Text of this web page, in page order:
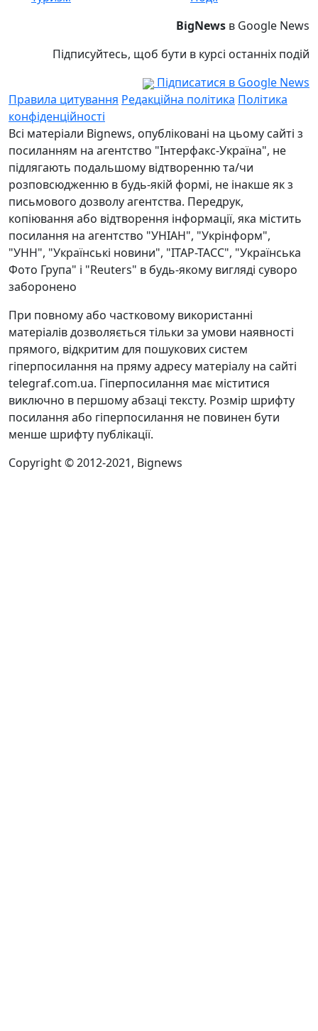
BigNews в Google News
Підписуйтесь, щоб бути в курсі останніх подій
Підписатися в Google News
Правила цитування Редакційна політика Політика
конфіденційності
Всі матеріали Bignews, опубліковані на цьому сайті з
посиланням на агентство "Інтерфакс-Україна", не
підлягають подальшому відтворенню та/чи
розповсюдженню в будь-якій формі, не інакше як з
письмового дозволу агентства. Передрук,
копіювання або відтворення інформації, яка містить
посилання на агентство "УНІАН", "Укрінформ",
"УНН", "Українські новини", "ІТАР-ТАСС", "Українська
Фото Група" і "Reuters" в будь-якому вигляді суворо
заборонено
При повному або частковому використанні
матеріалів дозволяється тільки за умови наявності
прямого, відкритим для пошукових систем
гіперпосилання на пряму адресу матеріалу на сайті
telegraf.com.ua. Гіперпосилання має міститися
виключно в першому абзаці тексту. Розмір шрифту
посилання або гіперпосилання не повинен бути
менше шрифту публікації.
Copyright © 2012-2021, Bignews